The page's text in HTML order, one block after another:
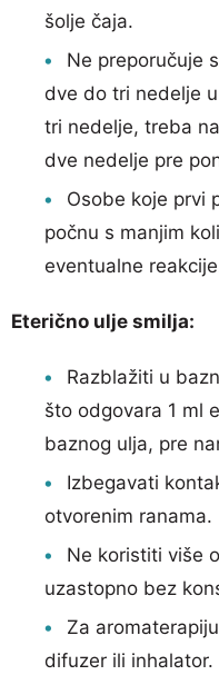
šolje čaja.
Ne preporučuje
dve do tri nedelje
tri nedelje, treba
dve nedelje pre
Osobe koje prvi
počnu s manjim
eventualne
Eterično ulje smilja:
Razblažiti u
što odgovara 1 ml
baznog ulja, pre
Izbegavati
otvorenim ranama.
Ne koristiti više
uzastopno bez
Za
difuzer ili inhalator.